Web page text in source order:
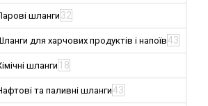
шланги32
для харчових продуктів і напоїв43
шланги 18
та паливні шланги43